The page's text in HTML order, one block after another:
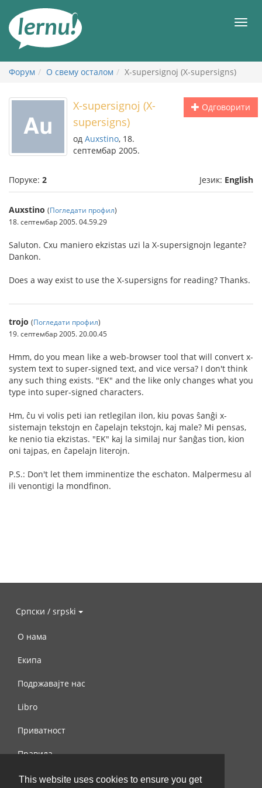
This website uses cookies to ensure you get
садржају
Форум О свему осталом X-supersignoj (X-supersigns)
Одговорити
X-supersignoj (X-
supersigns)
од Auxstino, 18.
септембар 2005.
Поруке: 2 Језик: English
Auxstino (Погледати профил)
18. септембар 2005. 04.59.29
Saluton. Cxu maniero ekzistas uzi la X-supersignojn legante?
Dankon.
Does a way exist to use the X-supersigns for reading? Thanks.
trojo (Погледати профил)
19. септембар 2005. 20.00.45
Hmm, do you mean like a web-browser tool that will convert x-
system text to super-signed text, and vice versa? I don't think
any such thing exists. "EK" and the like only changes what you
type into super-signed characters.
Hm, ĉu vi volis peti ian retlegilan ilon, kiu povas ŝanĝi x-
sistemajn tekstojn en ĉapelajn tekstojn, kaj male? Mi pensas,
ke nenio tia ekzistas. "EK" kaj la similaj nur ŝanĝas tion, kion
oni tajpas, en ĉapelajn literojn.
P.S.: Don't let them imminentize the eschaton. Malpermesu al
ili venontigi la mondfinon.
Српски / srpski
О нама
Екипа
Подржавајте нас
Libro
Приватност
Правила
Контактирајте нас